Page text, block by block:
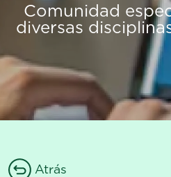
Comunidad
diversas
Atrás